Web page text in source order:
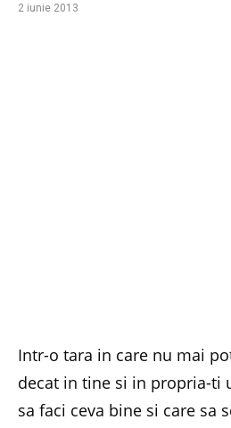
2 iunie 2013
Intr-o tara in care nu mai
decat in tine si in propria-ti
sa faci ceva bine si care sa